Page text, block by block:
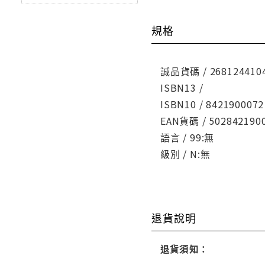
規格
誠品貨碼 /
ISBN13 /
ISBN10 / 8421900072
EAN貨碼 /
語言 / 99:無
級別 / N:無
退貨說明
退貨須知：